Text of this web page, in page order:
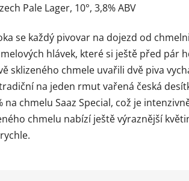
Pale Lager, 10°, 3,8% ABV
se každý pivovar na dojezd od
hlávek, které si ještě před pár
sklizeného chmele uvařili dvě piva
na jeden rmut vařená česká
na chmelu Saaz Special, což je
chmelu nabízí ještě výraznější